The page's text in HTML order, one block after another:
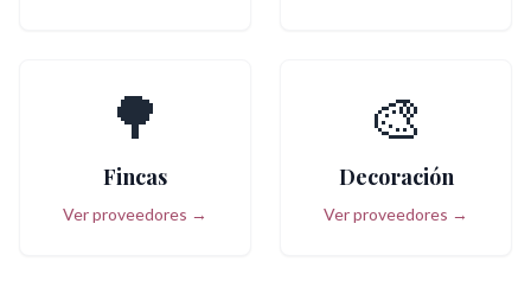
🌳
Fincas
Ver proveedores →
🎨
Decoración
Ver proveedores →